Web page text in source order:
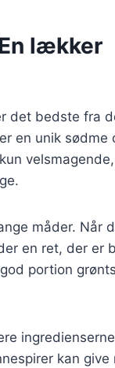
lækker
det bedste fra
en unik sødme
måder. Når
en ret, der er
portion
kan